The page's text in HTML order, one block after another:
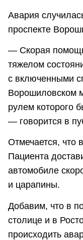
Авария
проспекте
— Скорая
тяжелом
с включенными
Ворошиловском
рулем которого
— говорится в
Отмечается, что
Пациента
автомобиле
и царапины.
Добавим, что в
столице и в
происходить